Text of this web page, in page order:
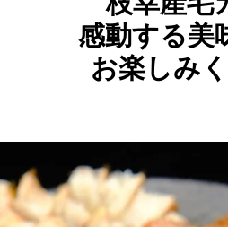
感動する美
お楽しみ